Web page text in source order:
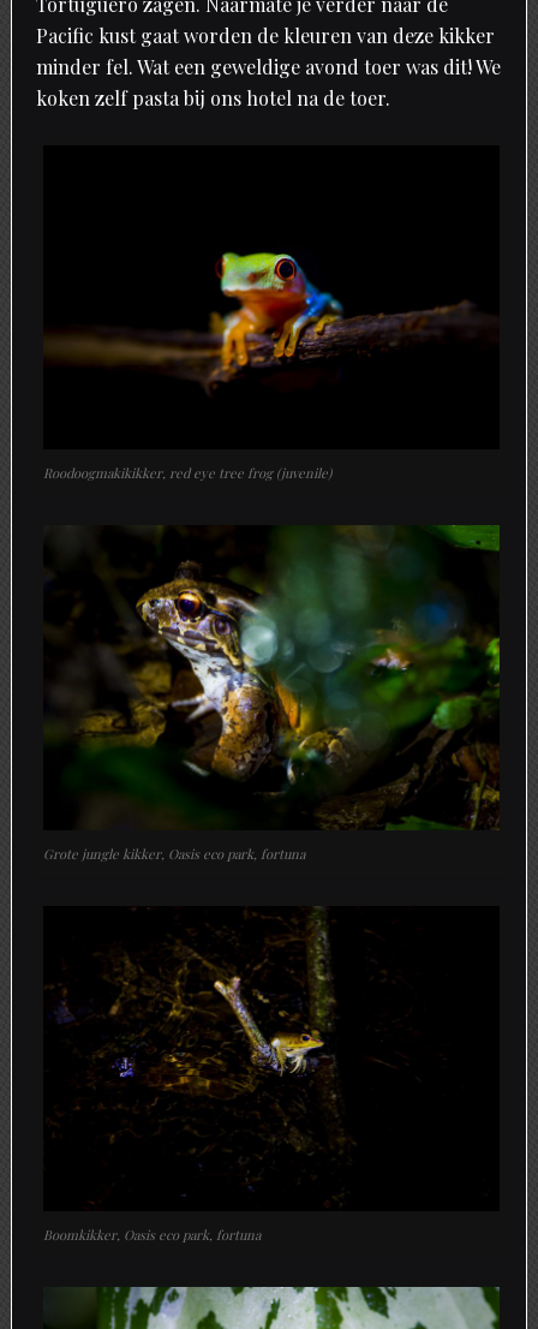
Pacific kust gaat worden de kleuren van deze kikker
minder fel. Wat een geweldige avond toer was dit! We
koken zelf pasta bij ons hotel na de toer.
Roodoogmakikikker, red eye tree frog (juvenile)
Grote jungle kikker, Oasis eco park, fortuna
Boomkikker, Oasis eco park, fortuna